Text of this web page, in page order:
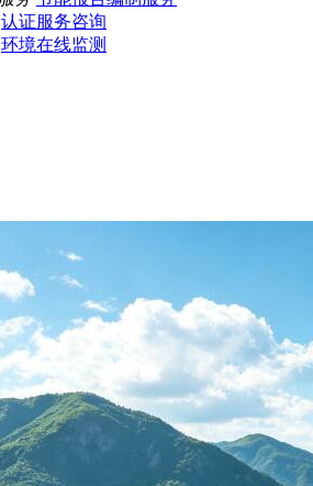
认证服务咨询
环境在线监测